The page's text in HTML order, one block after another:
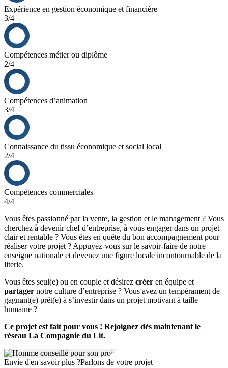
Expérience en gestion économique et financière
3/4
Compétences métier ou diplôme
2/4
Compétences d’animation
3/4
Connaissance du tissu économique et social local
2/4
Compétences commerciales
4/4
Vous êtes passionné par la vente, la gestion et le management ? Vous
cherchez à devenir chef d’entreprise, à vous engager dans un projet
clair et rentable ? Vous êtes en quête du bon accompagnement pour
réaliser votre projet ? Appuyez-vous sur le savoir-faire de notre
enseigne nationale et devenez une figure locale incontournable de la
literie.
Vous êtes seul(e) ou en couple et désirez créer en équipe et
partager notre culture d’entreprise ? Vous avez un tempérament de
gagnant(e) prêt(e) à s’investir dans un projet motivant à taille
humaine ?
Ce projet est fait pour vous ! Rejoignez dès maintenant le
réseau La Compagnie du Lit.
Envie d'en savoir plus ?Parlons de votre projet